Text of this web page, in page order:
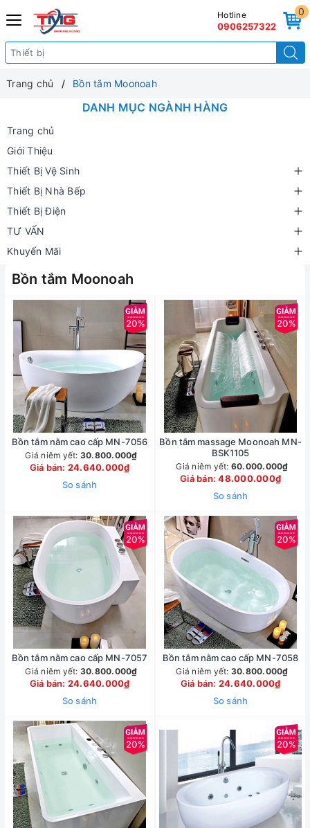
0
Hotline
0906257322
Trang chủ Bồn tắm Moonoah
DANH MỤC NGÀNH HÀNG
Trang chủ
Giới Thiệu
Thiết Bị Vệ Sinh
Thiết Bị Nhà Bếp
Thiết Bị Điện
TƯ VẤN
Khuyến Mãi
Bồn tắm Moonoah
20%
Bồn tắm nằm cao cấp MN-7056
Giá niêm yết: 30.800.000₫
Giá bán: 24.640.000₫
So sánh
20%
Bồn tắm massage Moonoah MN-
BSK1105
Giá niêm yết: 60.000.000₫
Giá bán:48.000.000₫
So sánh
20%
Bồn tắm nằm cao cấp MN-7057
Giá niêm yết: 30.800.000₫
Giá bán: 24.640.000₫
So sánh
20%
Bồn tắm nằm cao cấp MN-7058
Giá niêm yết: 30.800.000₫
Giá bán: 24.640.000₫
So sánh
20% 20%